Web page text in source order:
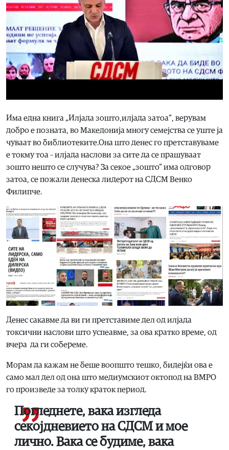
Има една книга „Илјада зошто,илјада затоа“, верувам
добро е позната, во Македонија многу семејства се уште ја
чуваат во библиотеките.Она што денес го претставуваме
е токму тоа – илјада наслови за сите да се прашуваат
зошто нешто се случува? За секое „зошто“ има одговор
затоа, се пожали денеска лидерот на СДСМ Венко
Филипче.
Денес сакавме да ви ги претставиме дел од илјада
токсични наслови што успеавме, за ова кратко време, од
вчера да ги собереме.
Морам да кажам не беше воопшто тешко, бидејќи ова е
само мал дел од она што медиумскиот октопод на ВМРО
го произведе за толку краток период.
Погледнете, вака изгледа
секојдневието на СДСМ и мое
лично. Вака се будиме, вака